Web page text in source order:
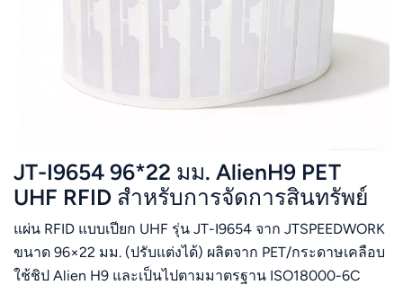
JT-I9654 96*22 มม. AlienH9 PET
UHF RFID สำหรับการจัดการสินทรัพย์
แผ่น RFID แบบเปียก UHF รุ่น JT-I9654 จาก JTSPEEDWORK
ขนาด 96×22 มม. (ปรับแต่งได้) ผลิตจาก PET/กระดาษเคลือบ
ใช้ชิป Alien H9 และเป็นไปตามมาตรฐาน ISO18000-6C